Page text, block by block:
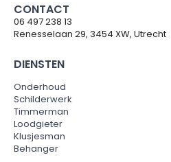
CONTACT
06 497 238 13
Renesselaan 29, 3454 XW, Utrecht
DIENSTEN
Onderhoud
Schilderwerk
Timmerman
Loodgieter
Klusjesman
Behanger